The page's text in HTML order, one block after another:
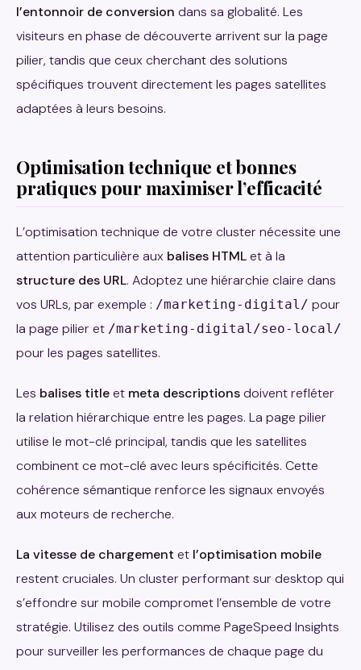
l’entonnoir de conversion dans sa globalité. Les
visiteurs en phase de découverte arrivent sur la page
pilier, tandis que ceux cherchant des solutions
spécifiques trouvent directement les pages satellites
adaptées à leurs besoins.
Optimisation technique et bonnes
pratiques pour maximiser l’efficacité
L’optimisation technique de votre cluster nécessite une
attention particulière aux balises HTMLet à la
structure des URL. Adoptez une hiérarchie claire dans
vos URLs, par exemple : /marketing-digital/ pour
la page pilier et /marketing-digital/seo-local/
pour les pages satellites.
Les balises titleet meta descriptionsdoivent refléter
la relation hiérarchique entre les pages. La page pilier
utilise le mot-clé principal, tandis que les satellites
combinent ce mot-clé avec leurs spécificités. Cette
cohérence sémantique renforce les signaux envoyés
aux moteurs de recherche.
La vitesse de chargement et l’optimisation mobile
restent cruciales. Un cluster performant sur desktop qui
s’effondre sur mobile compromet l’ensemble de votre
stratégie. Utilisez des outils comme PageSpeed Insights
pour surveiller les performances de chaque page du